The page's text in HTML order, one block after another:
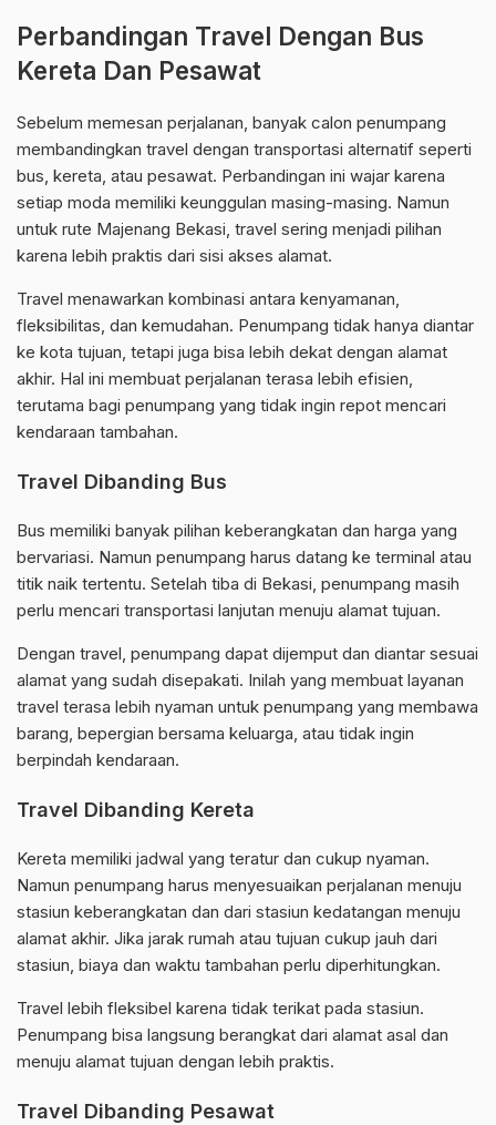
Perbandingan Travel Dengan Bus
Kereta Dan Pesawat
Sebelum memesan perjalanan, banyak calon penumpang
membandingkan travel dengan transportasi alternatif seperti
bus, kereta, atau pesawat. Perbandingan ini wajar karena
setiap moda memiliki keunggulan masing-masing. Namun
untuk rute Majenang Bekasi, travel sering menjadi pilihan
karena lebih praktis dari sisi akses alamat.
Travel menawarkan kombinasi antara kenyamanan,
fleksibilitas, dan kemudahan. Penumpang tidak hanya diantar
ke kota tujuan, tetapi juga bisa lebih dekat dengan alamat
akhir. Hal ini membuat perjalanan terasa lebih efisien,
terutama bagi penumpang yang tidak ingin repot mencari
kendaraan tambahan.
Travel Dibanding Bus
Bus memiliki banyak pilihan keberangkatan dan harga yang
bervariasi. Namun penumpang harus datang ke terminal atau
titik naik tertentu. Setelah tiba di Bekasi, penumpang masih
perlu mencari transportasi lanjutan menuju alamat tujuan.
Dengan travel, penumpang dapat dijemput dan diantar sesuai
alamat yang sudah disepakati. Inilah yang membuat layanan
travel terasa lebih nyaman untuk penumpang yang membawa
barang, bepergian bersama keluarga, atau tidak ingin
berpindah kendaraan.
Travel Dibanding Kereta
Kereta memiliki jadwal yang teratur dan cukup nyaman.
Namun penumpang harus menyesuaikan perjalanan menuju
stasiun keberangkatan dan dari stasiun kedatangan menuju
alamat akhir. Jika jarak rumah atau tujuan cukup jauh dari
stasiun, biaya dan waktu tambahan perlu diperhitungkan.
Travel lebih fleksibel karena tidak terikat pada stasiun.
Penumpang bisa langsung berangkat dari alamat asal dan
menuju alamat tujuan dengan lebih praktis.
Travel Dibanding Pesawat